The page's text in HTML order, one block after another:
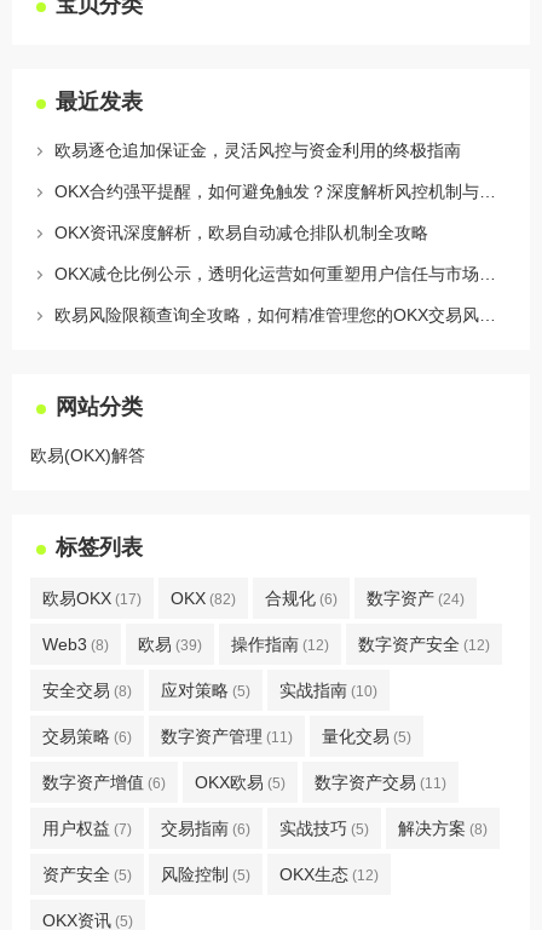
最近发表
欧易逐仓追加保证金，灵活风控与资金利用的终极指南
OKX资讯深度解析，欧易自动减仓排队机制全攻略
网站分类
欧易(OKX)解答
标签列表
欧易OKX (17) OKX (82) 合规化 (6) 数字资产 (24)
Web3 (8) 欧易 (39) 操作指南 (12) 数字资产安全 (12)
安全交易 (8) 应对策略 (5) 实战指南 (10)
交易策略 (6) 数字资产管理 (11) 量化交易 (5)
数字资产增值 (6) OKX欧易 (5) 数字资产交易 (11)
用户权益 (7) 交易指南 (6) 实战技巧 (5) 解决方案 (8)
资产安全 (5) 风险控制 (5) OKX生态 (12)
OKX资讯 (5)